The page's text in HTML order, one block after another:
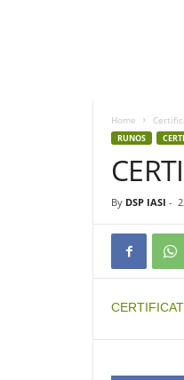
P
Home
RUNOS
By DSP IASI -